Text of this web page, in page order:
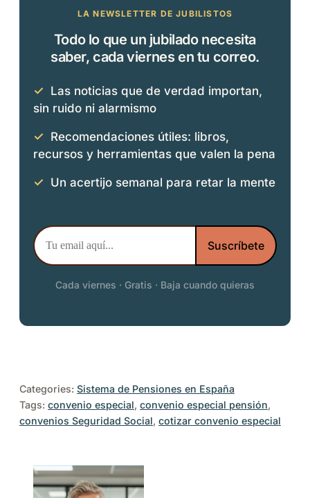
LA NEWSLETTER DE JUBILISTOS
Todo lo que un jubilado necesita
saber, cada viernes en tu correo.
✓ Las noticias que de verdad importan,
sin ruido ni alarmismo
✓ Recomendaciones útiles: libros,
recursos y herramientas que valen la pena
✓ Un acertijo semanal para retar la mente
Cada viernes · Gratis · Baja cuando quieras
Categories: Sistema de Pensiones en España
Tags: convenio especial, convenio especial pensión
convenios Seguridad Social, cotizar convenio especial